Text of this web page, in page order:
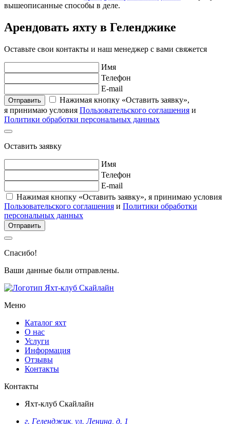
вышеописанные способы в деле.
Арендовать яхту в Геленджике
Оставьте свои контакты и наш менеджер с вами свяжется
Имя
Телефон
E-mail
Отправить
Нажимая кнопку «Оставить заявку»,
я принимаю условия Пользовательского соглашения и
Политики обработки персональных данных
Оставить заявку
Имя
Телефон
E-mail
Нажимая кнопку «Оставить заявку», я принимаю условия
Пользовательского соглашения и Политики обработки
персональных данных
Отправить
Спасибо!
Ваши данные были отправлены.
Меню
Каталог яхт
О нас
Услуги
Информация
Отзывы
Контакты
Контакты
Яхт-клуб Скайлайн
г. Геленджик, ул. Ленина, д. 1